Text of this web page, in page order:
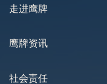
走进鹰牌
鹰牌资讯
社会责任